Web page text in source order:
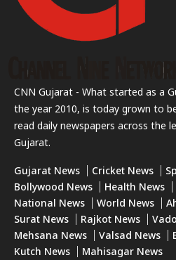
CNN Gujarat - What started as a
the year 2010, is today grown to
read daily newspapers across the
Gujarat.
Gujarat News Cricket News
Bollywood News
Health News
National News
World News
Surat News
Rajkot News
Mehsana News
Valsad News
Kutch News
Mahisagar News